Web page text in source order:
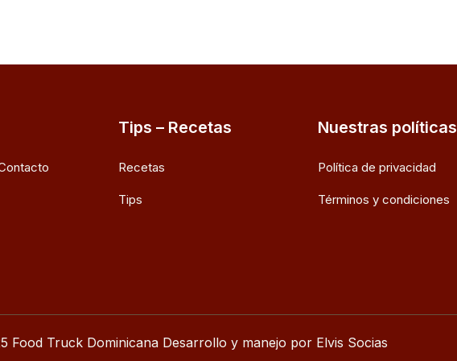
Tips – Recetas
Recetas
Tips
Nuestras políticas
Política de privacidad
Términos y condiciones
Food Truck Dominicana Desarrollo y manejo por Elvis Socias